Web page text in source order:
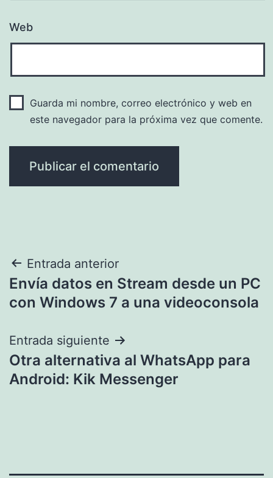
Web
Guarda mi nombre, correo electrónico y web en
este navegador para la próxima vez que comente.
Navegación
de
Entrada anterior
Envía datos en Stream desde un PC
con Windows 7 a una videoconsola
Entrada siguiente
Otra alternativa al WhatsApp para
Android: Kik Messenger